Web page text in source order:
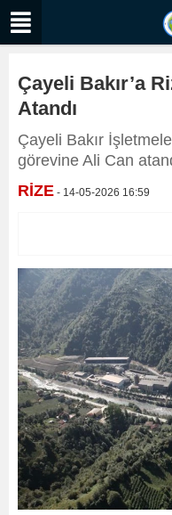
Çayeli Bakır’a
Atandı
Çayeli Bakır
görevine Ali Can
RİZE - 14-05-2026 16:59